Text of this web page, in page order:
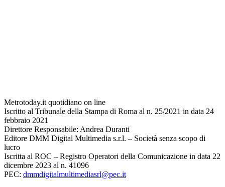
Metrotoday.it quotidiano on line
Iscritto al Tribunale della Stampa di Roma al n. 25/2021 in data 24
febbraio 2021
Direttore Responsabile: Andrea Duranti
Editore DMM Digital Multimedia s.r.l. – Società senza scopo di
lucro
Iscritta al ROC – Registro Operatori della Comunicazione in data 22
dicembre 2023 al n. 41096
PEC: dmmdigitalmultimediasrl@pec.it